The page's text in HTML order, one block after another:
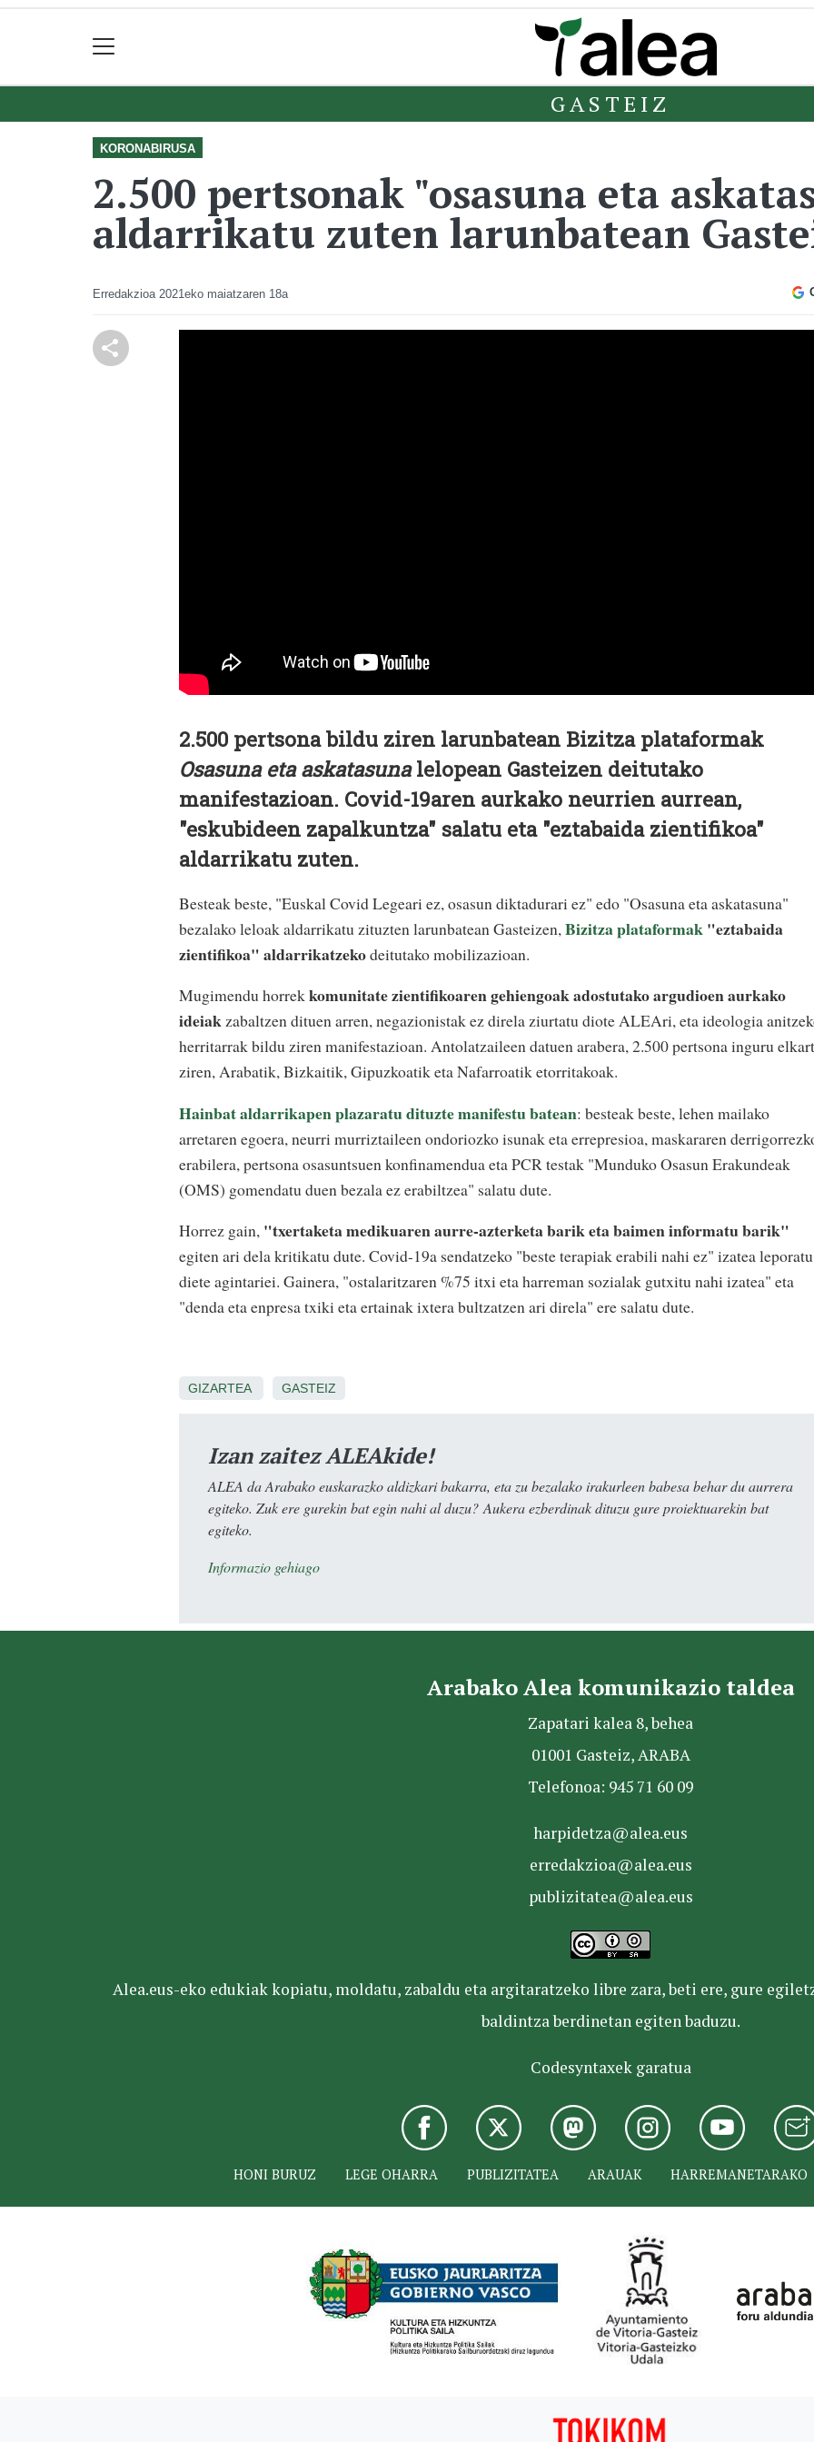
GASTEIZ
KORONABIRUSA
2.500 pertsonak "osasuna eta
aldarrikatu zuten larunbatean
Erredakzioa 2021eko maiatzaren 18a
2.500 pertsona bildu ziren larunbatean Bizitza plataformak
Osasuna eta askatasunalelopean Gasteizen deitutako
manifestazioan. Covid-19aren aurkako neurrien aurrean,
"eskubideen zapalkuntza" salatu eta "eztabaida zientifikoa"
aldarrikatu zuten.
Besteak beste, "Euskal Covid Legeari ez, osasun diktadurari ez" edo "Osasuna eta askatasuna"
bezalako leloak aldarrikatu zituzten larunbatean Gasteizen, Bizitza plataformak"eztabaida
zientifikoa" aldarrikatzekodeitutako mobilizazioan.
Mugimendu horrekkomunitate zientifikoaren gehiengoak adostutako argudioen aurkako
ideiakzabaltzen dituen arren, negazionistak ez direla ziurtatu diote ALEAri, eta ideologia
herritarrak bildu ziren manifestazioan. Antolatzaileen datuen arabera, 2.500 pertsona inguru
ziren, Arabatik, Bizkaitik, Gipuzkoatik eta Nafarroatik etorritakoak.
Hainbat aldarrikapen plazaratu dituzte manifestu batean: besteak beste, lehen mailako
arretaren egoera, neurri murriztaileen ondoriozko isunak eta errepresioa, maskararen
erabilera, pertsona osasuntsuen konfinamendua eta PCR testak "Munduko Osasun Erakundeak
(OMS) gomendatu duen bezala ez erabiltzea" salatu dute.
Horrez gain, "txertaketa medikuaren aurre-azterketa barik eta baimen informatu barik"
egiten ari dela kritikatu dute. Covid-19a sendatzeko "beste terapiak erabili nahi ez" izatea leporatu
diete agintariei. Gainera, "ostalaritzaren %75 itxi eta harreman sozialak gutxitu nahi izatea" eta
"denda eta enpresa txiki eta ertainak ixtera bultzatzen ari direla" ere salatu dute.
GIZARTEA GASTEIZ
Izan zaitez ALEAkide!
ALEA da Arabako euskarazko aldizkari bakarra, eta zu bezalako irakurleen babesa behar du aurrera
egiteko. Zuk ere gurekin bat egin nahi al duzu? Aukera ezberdinak dituzu gure proiektuarekin bat
egiteko.
Informazio gehiago
Arabako Alea komunikazio taldea
Zapatari kalea 8, behea
01001 Gasteiz, ARABA
Telefonoa: 945 71 60 09
harpidetza@alea.eus
erredakzioa@alea.eus
publizitatea@alea.eus
Alea.eus-eko edukiak kopiatu, moldatu, zabaldu eta argitaratzeko libre zara, beti ere, gure
baldintza berdinetan egiten baduzu.
Codesyntaxek garatua
HONI BURUZ LEGE OHARRA PUBLIZITATEA ARAUAK HARREMANETARAKO